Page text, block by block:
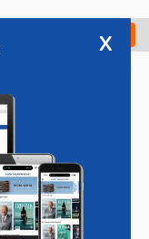
Check in
Vacatures
x